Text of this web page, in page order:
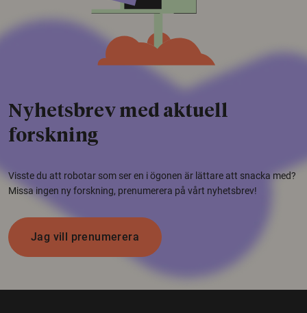
Nyhetsbrev med aktuell
forskning
Visste du att robotar som ser en i ögonen är lättare att snacka med?
Missa ingen ny forskning, prenumerera på vårt nyhetsbrev!
Jag vill prenumerera